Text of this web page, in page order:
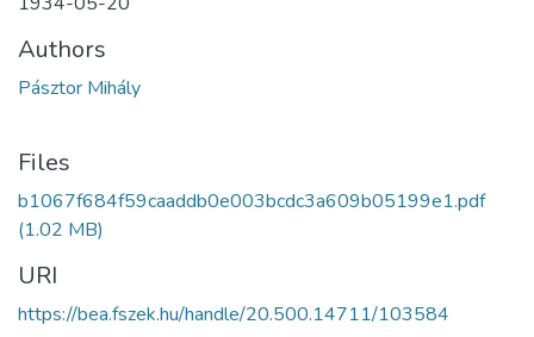
Authors
Pásztor Mihály
Files
b1067f684f59caaddb0e003bcdc3a609b05199e1.pdf
(1.02 MB)
URI
https://bea.fszek.hu/handle/20.500.14711/103584